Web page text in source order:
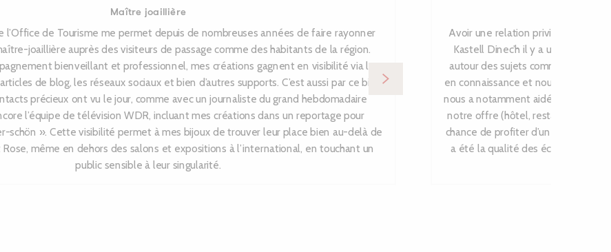
Maître joaillière
l’Office de Tourisme me permet depuis de nombreuses années de faire rayonner
joaillière auprès des visiteurs de passage comme des habitants de la région.
bienveillant et professionnel, mes créations gagnent en visibilité via leur
de blog, les réseaux sociaux et bien d’autres supports. C’est aussi par ce biais
précieux ont vu le jour, comme avec un journaliste du grand hebdomadaire
l’équipe de télévision WDR, incluant mes créations dans un reportage pour
schön ». Cette visibilité permet à mes bijoux de trouver leur place bien au-delà de
même en dehors des salons et expositions à l’international, en touchant un
public sensible à leur singularité.
Avoir une relation privilégiée avec
Kastell Dinec’h il y a un an et
autour des sujets comme la
en connaissance et nous a aiguillé
nous a notamment aidé à
notre offre (hôtel, restaurant,
chance de profiter d’un grand
a été la qualité des échanges